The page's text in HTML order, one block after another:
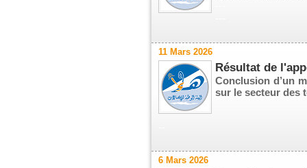
11 Mars 2026
Résultat de
Conclusion d’un
sur le secteur des
6 Mars 2026